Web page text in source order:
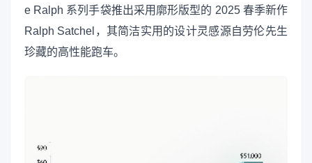
e Ralph 系列手袋推出采用廓形版型的 2025 春季新作
Ralph Satchel，其简洁实用的设计灵感源自劳伦先生
珍藏的高性能跑车。